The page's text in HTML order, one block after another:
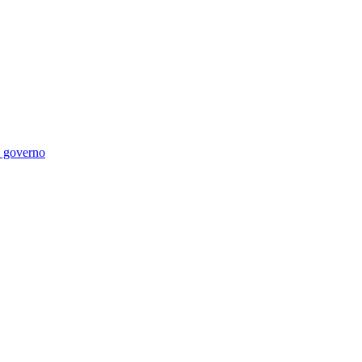
governo